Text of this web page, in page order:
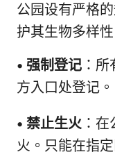
公园设有严格
护其生物多样
• 强制登记 ：
方入口处登记。
• 禁止生火 ：
火。只能在指